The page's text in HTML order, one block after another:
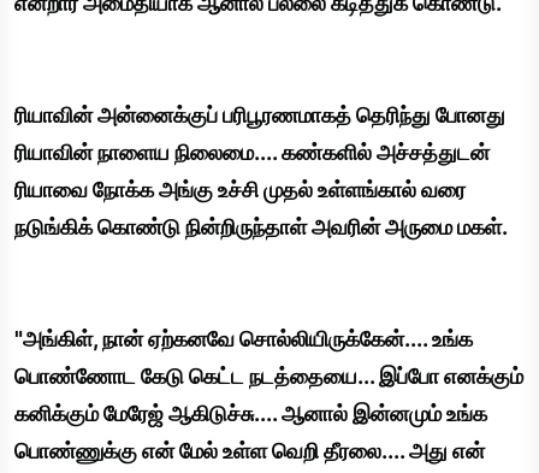
ரியாவின் அன்னைக்குப் பரிபூரணமாகத் தெரிந்து போனது
ரியாவின் நாளைய நிலைமை.... கண்களில் அச்சத்துடன்
ரியாவை நோக்க அங்கு உச்சி முதல் உள்ளங்கால் வரை
நடுங்கிக் கொண்டு நின்றிருந்தாள் அவரின் அருமை மகள்.
"அங்கிள், நான் ஏற்கனவே சொல்லியிருக்கேன்.... உங்க
பொண்ணோட கேடு கெட்ட நடத்தையை... இப்போ எனக்கும்
கனிக்கும் மேரேஜ் ஆகிடுச்சு.... ஆனால் இன்னமும் உங்க
பொண்ணுக்கு என் மேல் உள்ள வெறி தீரலை.... அது என்